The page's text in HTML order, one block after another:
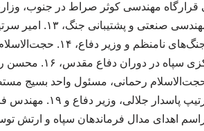
حسن فیروزآبادی،
امام(ره) در امور دفاعی و
جنگ، ۱۵. سردار
سپاه در دوران دفاع مقدس، ۱۷. حجت‌الاسلام رحمانی،
هدایت کمک‌های مردمی،
اهدای مدال فرماندهان سپاه و ارتش